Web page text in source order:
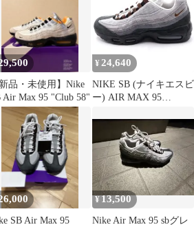
新品・未使用】Nike
Air Max 95 "Club 58"
¥ 24,640
NIKE SB (ナイキエスビ
ー) AIR MAX 95
002 エアマックス95 カ
カオワオ ローカットス
ニーカーブラック/グレ
ー US9.5/27.5cm
SB Air Max 95
¥13,500
Nike Air Max 95 sbグレ